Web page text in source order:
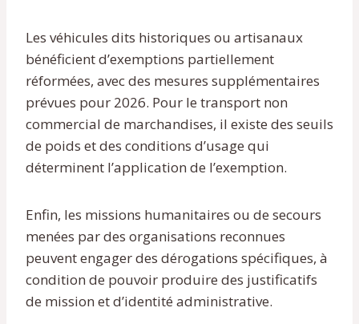
Les véhicules dits historiques ou artisanaux
bénéficient d’exemptions partiellement
réformées, avec des mesures supplémentaires
prévues pour 2026. Pour le transport non
commercial de marchandises, il existe des seuils
de poids et des conditions d’usage qui
déterminent l’application de l’exemption.
Enfin, les missions humanitaires ou de secours
menées par des organisations reconnues
peuvent engager des dérogations spécifiques, à
condition de pouvoir produire des justificatifs
de mission et d’identité administrative.